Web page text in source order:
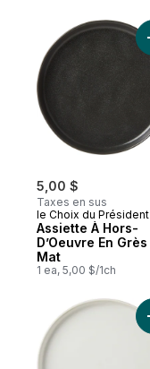
5,00 $
Taxes en sus
le Choix du Président
Assiette À Hors-
D’Oeuvre En Grès
Mat
1 ea, 5,00 $/1ch